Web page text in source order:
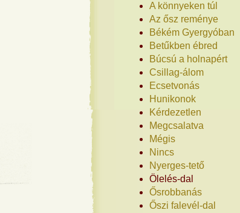
A könnyeken túl
Az ősz reménye
Békém Gyergyóban
Betűkben ébred
Búcsú a holnapért
Csillag-álom
Ecsetvonás
Hunikonok
Kérdezetlen
Megcsalatva
Mégis
Nincs
Nyerges-tető
Ölelés-dal
Ősrobbanás
Őszi falevél-dal